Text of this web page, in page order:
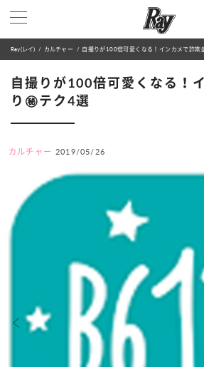
Ray(レイ) カルチャー 自撮りが100倍可愛くなる！インカメで詐欺
自撮りが100倍可愛くなる！
り㊙︎テク4選
カルチャー 2019/05/26